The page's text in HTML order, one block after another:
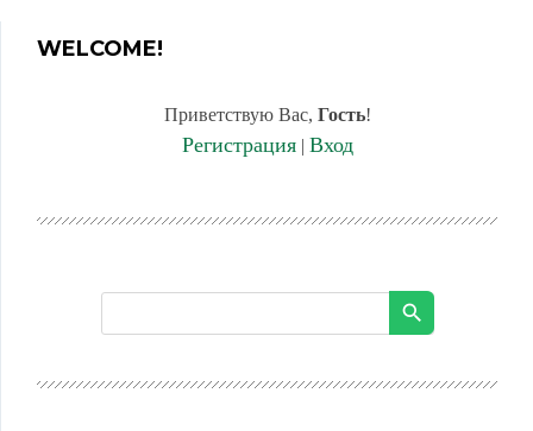
WELCOME!
Приветствую Вас, Гость!
Регистрация| Вход